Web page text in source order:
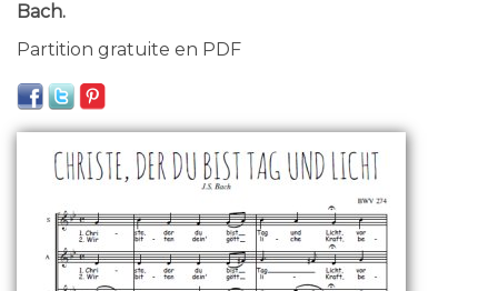
Bach.
Partition gratuite en PDF